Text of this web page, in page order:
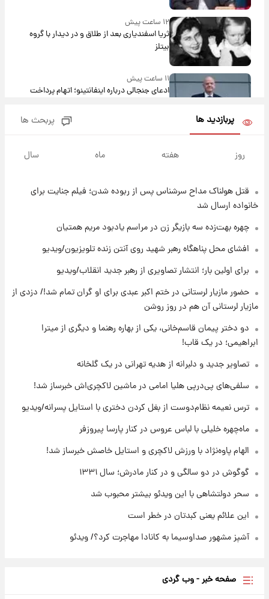
۱۲ ساعت پیش
ثریا اسفندیاری بعد از طلاق و در دیدار با گروه
بیتلز
۱۱ ساعت پیش
ادعای جنجالی درباره اینفانتینو؛ اتهام پرداخت
آلزایمر و زوال عقل افزایش می‌یابد؟
۱۲ ساعت پیش
۱۲ ساعت پیش
مرداد ۱۴۰۵ +جدول
۱۳ ساعت پیش
با قدرتمندترین و بادوام ترین تانک جهان آشنا
شوید+ فیلم
۱۳ ساعت پیش
+جدول
۱۴ ساعت پیش
قیمت محصولات ایران‌خودرو و سایپا امروز شنبه
پربازدید ها پربحث ها
روز هفته ماه سال
قتل هولناک مداح سرشناس پس از ربوده شدن؛ فیلم جنایت برای
خانواده ارسال شد
چهره بهت‌زده سه بازیگر زن در مراسم یادبود مریم همتیان
افشای محل پناهگاه‌ رهبر شهید روی آنتن زنده تلویزیون/ویدیو
برای اولین بار؛ انتشار تصاویری از رهبر جدید انقلاب/ویدیو
حضور مازیار لرستانی در ختم اکبر عبدی برای او گران تمام شد!/ دزدی از
مازیار لرستانی آن هم در روز روشن
دو دختر پیمان قاسم‌خانی، یکی از بهاره رهنما و دیگری از میترا
ابراهیمی؛ در یک قاب!
تصاویر جدید و دلبرانه از هدیه تهرانی در یک گلخانه
سلفی‌های پی‌درپی هلیا امامی در ماشین لاکچری‌اش خبرساز شد!
ترس نعیمه نظام‌دوست از بغل کردن دختری با استایل پسرانه/ویدیو
ماه‌چهره خلیلی با لباس عروس در کنار پارسا پیروزفر
الهام پاوه‌نژاد با ورزش لاکچری و استایل خاصش خبرساز شد!
گوگوش در دو سالگی و در کنار مادرش؛ سال ۱۳۳۱
سحر دولتشاهی با این ویدئو بیشتر محبوب شد
این علائم یعنی کبدتان در خطر است
آشپز مشهور صداوسیما به کانادا مهاجرت کرد؟/ ویدئو
صفحه خبر - وب گردی